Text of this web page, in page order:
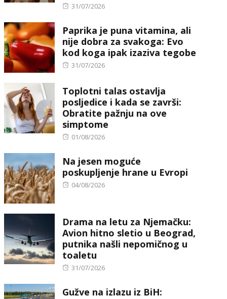
Posted
31/07/2026
Paprika je puna vitamina, ali
nije dobra za svakoga: Evo
kod koga ipak izaziva tegobe
Posted
31/07/2026
Toplotni talas ostavlja
posljedice i kada se završi:
Obratite pažnju na ove
simptome
Posted
01/08/2026
Na jesen moguće
poskupljenje hrane u Evropi
Posted
04/08/2026
Drama na letu za Njemačku:
Avion hitno sletio u Beograd,
putnika našli nepomičnog u
toaletu
Posted
31/07/2026
Gužve na izlazu iz BiH: